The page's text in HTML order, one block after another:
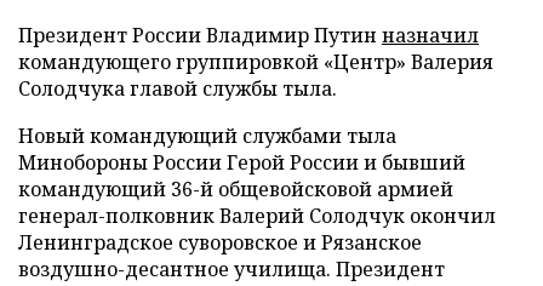
Президент России Владимир Путин назначил
командующего группировкой «Центр» Валерия
Солодчука главой службы тыла.
Новый командующий службами тыла
Минобороны России Герой России и бывший
командующий 36-й общевойсковой армией
генерал-полковник Валерий Солодчук окончил
Ленинградское суворовское и Рязанское
воздушно-десантное училища. Президент